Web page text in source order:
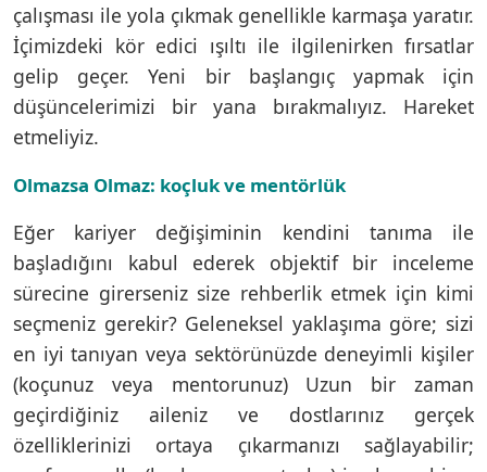
çalışması ile yola çıkmak genellikle karmaşa yaratır.
İçimizdeki kör edici ışıltı ile ilgilenirken fırsatlar
gelip geçer. Yeni bir başlangıç yapmak için
düşüncelerimizi bir yana bırakmalıyız. Hareket
etmeliyiz.
Olmazsa Olmaz: koçluk ve mentörlük
Eğer kariyer değişiminin kendini tanıma ile
başladığını kabul ederek objektif bir inceleme
sürecine girerseniz size rehberlik etmek için kimi
seçmeniz gerekir? Geleneksel yaklaşıma göre; sizi
en iyi tanıyan veya sektörünüzde deneyimli kişiler
(koçunuz veya mentorunuz) Uzun bir zaman
geçirdiğiniz aileniz ve dostlarınız gerçek
özelliklerinizi ortaya çıkarmanızı sağlayabilir;